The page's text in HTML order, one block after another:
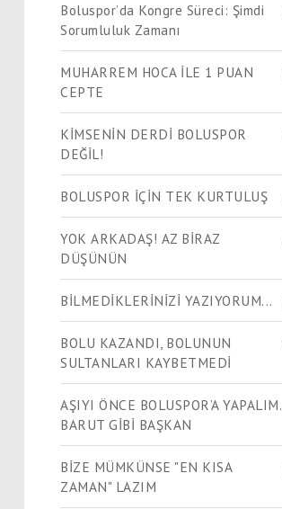
Boluspor’da Kongre Süreci: Şimdi
Sorumluluk Zamanı
MUHARREM HOCA İLE 1 PUAN
CEPTE
KİMSENİN DERDİ BOLUSPOR
DEĞİL!
BOLUSPOR İÇİN TEK KURTULUŞ
YOK ARKADAŞ! AZ BİRAZ
DÜŞÜNÜN
BİLMEDİKLERİNİZİ YAZIYORUM...
BOLU KAZANDI, BOLUNUN
SULTANLARI KAYBETMEDİ
AŞIYI ÖNCE BOLUSPOR’A YAPALIM.
BARUT GİBİ BAŞKAN
BİZE MÜMKÜNSE "EN KISA
ZAMAN" LAZIM